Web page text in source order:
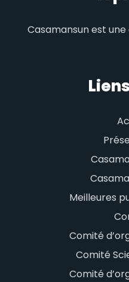
Casamansun est
Meilleures
Comité
Comité
Comité